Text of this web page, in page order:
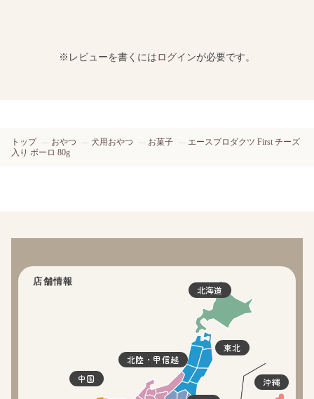
※レビューを書くにはログインが必要です。
トップ おやつ 犬用おやつ お菓子
エースプロダクツ First チーズ
入り ボーロ 80g
店舗情報
北海道
東北
北陸・甲信越
中国
沖縄